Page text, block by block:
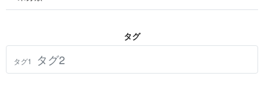
タ グ
タグ1 タグ2